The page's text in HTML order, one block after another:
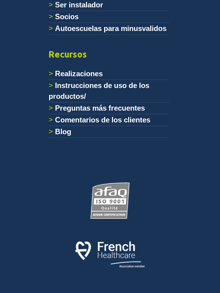
Ser instalador
Socios
Autoescuelas para minusvalidos
Recursos
Realizaciones
Instrucciones de uso de los
productos/
Preguntas más frecuentes
Comentarios de los clientes
Blog